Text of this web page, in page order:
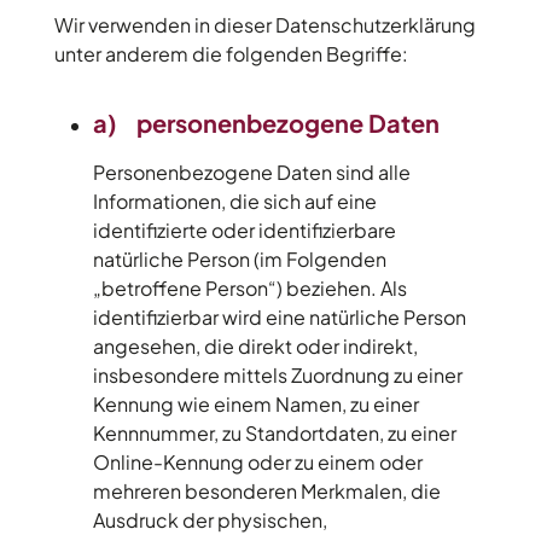
Wir verwenden in dieser Datenschutzerklärung
unter anderem die folgenden Begriffe:
a) personenbezogene Daten
Personenbezogene Daten sind alle
Informationen, die sich auf eine
identifizierte oder identifizierbare
natürliche Person (im Folgenden
„betroffene Person“) beziehen. Als
identifizierbar wird eine natürliche Person
angesehen, die direkt oder indirekt,
insbesondere mittels Zuordnung zu einer
Kennung wie einem Namen, zu einer
Kennnummer, zu Standortdaten, zu einer
Online-Kennung oder zu einem oder
mehreren besonderen Merkmalen, die
Ausdruck der physischen,